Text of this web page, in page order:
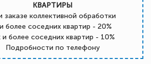
КВАРТИРЫ
заказе коллективной обработки
более соседних квартир - 20%
и более соседних квартир - 10%
Подробности по телефону